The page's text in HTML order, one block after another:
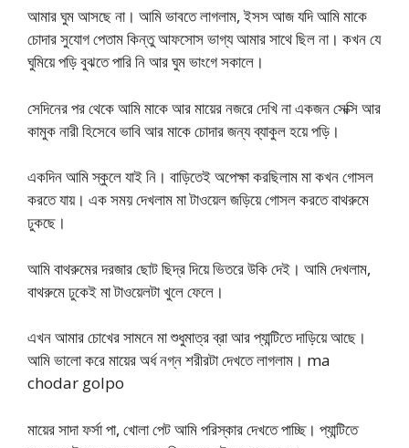
আমার ঘুম আসছে না। আমি ভাবতে লাগলাম, ইসস আজ যদি আমি মাকে
চোদার সুযোগ পেতাম কিন্তু আফসোস ভাগ্য আমার সাথে ছিল না। কখন যে
ঘুমিয়ে পড়ি বুঝতে পারি নি আর ঘুম ভাংগে সকালে।
সেদিনের পর থেকে আমি মাকে আর মায়ের নজরে দেখি না একজন সেক্সি আর
কামুক নারী হিসেবে ভাবি আর মাকে চোদার জন্য ব্যাকুল হয়ে পড়ি।
একদিন আমি স্কুলে যাই নি। বাড়িতেই অপেক্ষা করছিলাম মা কখন গোসল
করতে যায়। এক সময় দেখলাম মা টাওয়েল জড়িয়ে গোসল করতে বাথরুমে
ঢুকছে।
আমি বাথরুমের দরজার ছোট ছিদ্র দিয়ে ভিতরে উকি দেই। আমি দেখলাম,
বাথরুমে ঢুকেই মা টাওয়েলটা খুলে ফেলে।
এখন আমার চোখের সামনে মা শুধুমাত্র ব্রা আর প্যান্টিতে দাড়িয়ে আছে।
আমি ভালো করে মায়ের অর্ধ নগ্ন শরীরটা দেখতে লাগলাম। ma
chodar golpo
মায়ের সাদা ফর্সা পা, খোলা পেট আমি পরিস্কার দেখতে পাচ্ছি। প্যান্টিতে